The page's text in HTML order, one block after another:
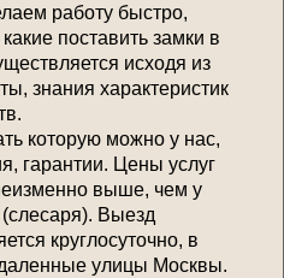
работу быстро,
поставить замки в
исходя из
знания характеристик
которую можно у нас,
гарантии. Цены услуг
выше, чем у
Выезд
круглосуточно, в
улицы Москвы.